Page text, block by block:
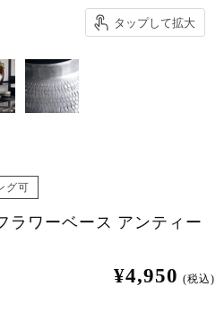
タップして拡大
グ可
ワーベース アンティー
¥4,950 (税込)